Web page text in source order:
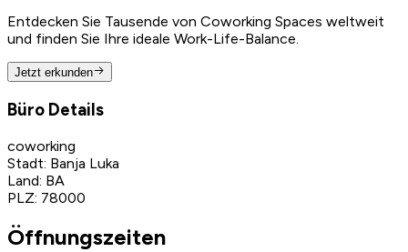
Entdecken Sie Tausende von Coworking Spaces weltweit
und finden Sie Ihre ideale Work-Life-Balance.
Jetzt erkunden
Büro Details
coworking
Stadt: Banja Luka
Land: BA
PLZ: 78000
Öffnungszeiten